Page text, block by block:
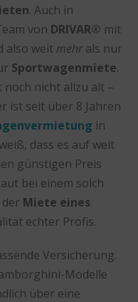
. Auch in
von DRIVAR® mit
also weit mehrals nur
Sportwagenmiete.
nicht allzu alt –
ist seit über 8 Jahren
in
dass es auf weit
günstigen Preis
bei einem solch
Miete eines
echter Profis.
Versicherung.
Modelle
über eine